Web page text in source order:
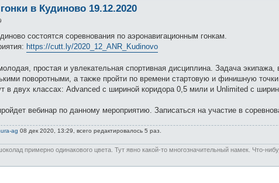
в Кудиново 19.12.2020
состоятся соревнования по аэронавигационным гонкам.
https://cutt.ly/2020_12_ANR_Kudinovo
простая и увлекательная спортивная дисциплина. Задача
поворотными, а также пройти по времени стартовую и финишную
в двух классах: Advanced с шириной коридора 0,5 мили и Unlimited с
вебинар по данному мероприятию. Записаться на участие в
ag 08 дек 2020, 13:29, всего редактировалось 5 раз.
примерно одинакового цвета. Тут явно какой-то многозначительный намек. Что-